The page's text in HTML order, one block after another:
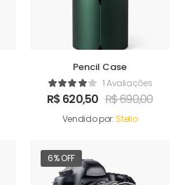
Pencil Case
1 Avaliações
R$620,50 R$690,00
Vendido por:Stelio
6% OFF